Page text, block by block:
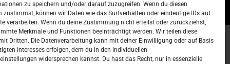
zu speichern und/oder darauf zuzugreifen. Wenn du diesen
zustimmst, können wir Daten wie das Surfverhalten oder eindeutige IDs auf
verarbeiten. Wenn du deine Zustimmung nicht erteilst oder zurückziehst,
Merkmale und Funktionen beeinträchtigt werden. Wir teilen diese
Dritten. Die Datenverarbeitung kann mit deiner Einwilligung oder auf Basis
Interesses erfolgen, dem du in den individuellen
widersprechen kannst. Du hast das Recht, nur in essenzielle
–
Kalendar